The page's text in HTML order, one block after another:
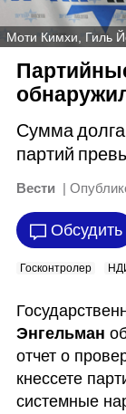
Моти Кимхи, Гиль
Сумма долга
партий
Вести |
Обсудить
Госконтролер
Энгельман
отчет о
кнессете
системные